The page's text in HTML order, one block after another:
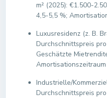
m² (2025): €1.500-
4,5-5,5 %;
Luxusresidenz (z. B.
Durchschnittspreis
Geschätzte
Industrielle/
Durchschnittspreis